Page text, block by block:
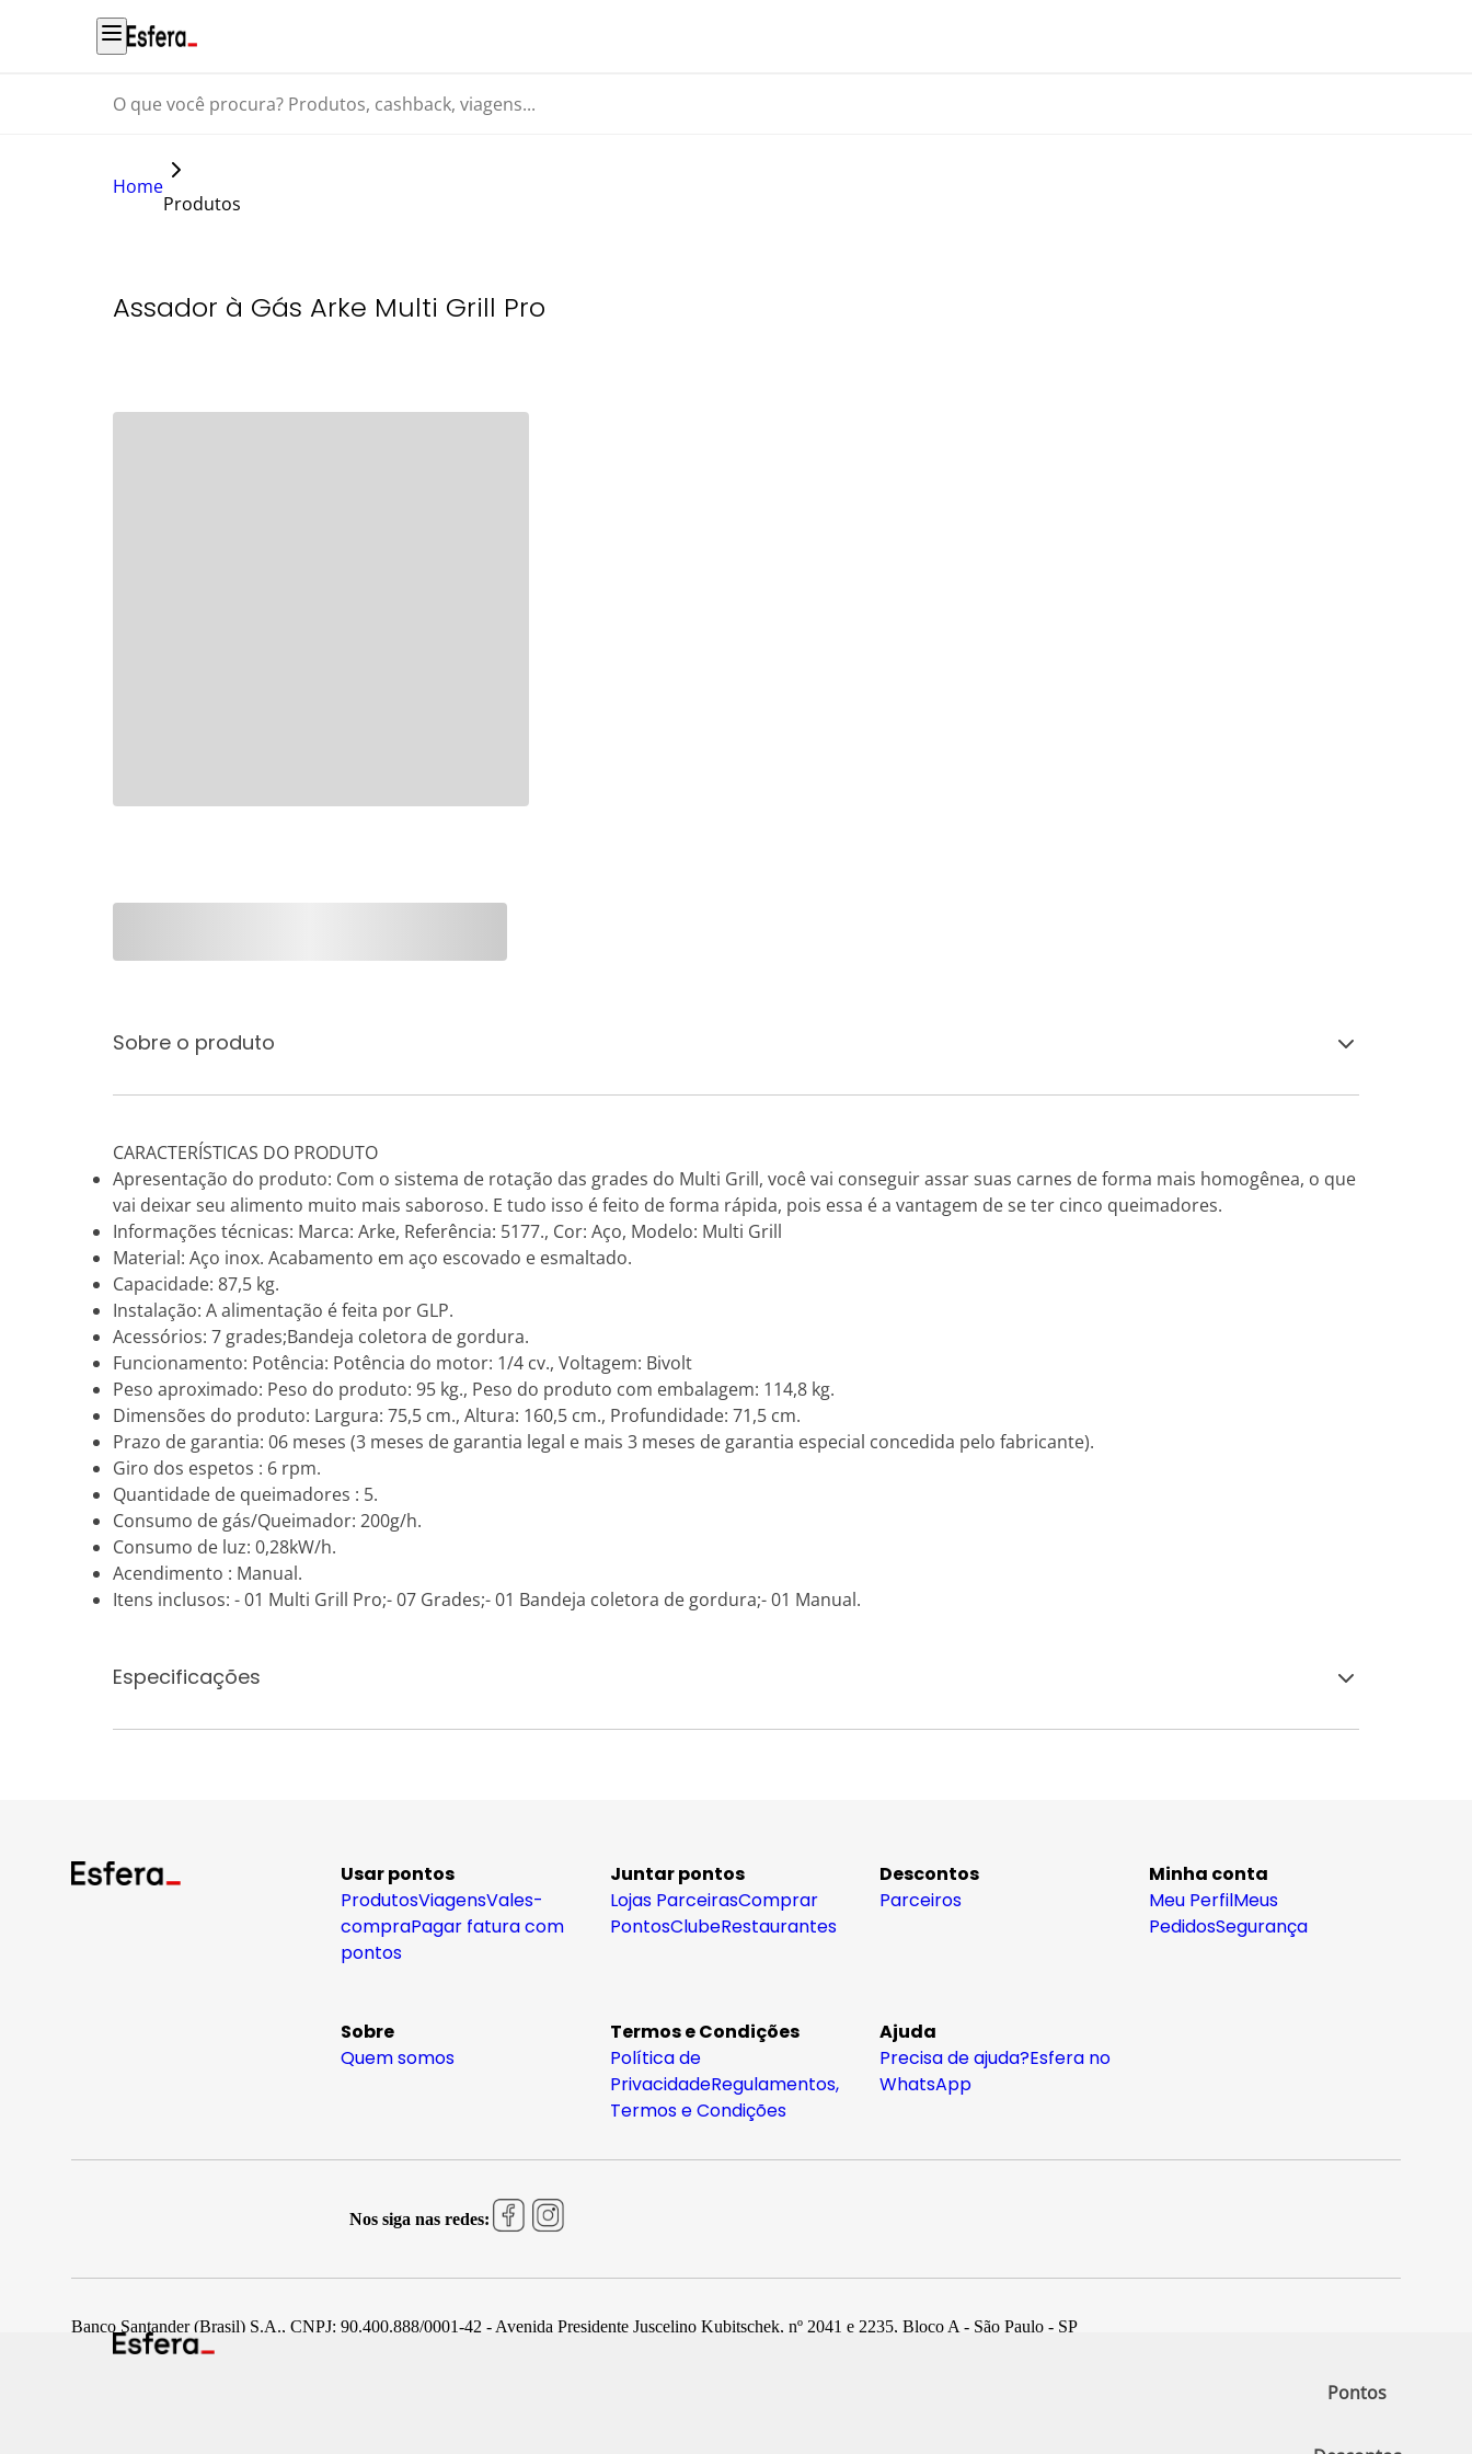
Pontos
O que você procura? Produtos, cashback, viagens...
Home
Produtos
Assador à Gás Arke Multi Grill Pro
Sobre o produto
CARACTERÍSTICAS DO PRODUTO
Apresentação do produto: Com o sistema de rotação das grades do Multi Grill, você vai conseguir assar suas carnes de forma mais homogênea, o que
vai deixar seu alimento muito mais saboroso. E tudo isso é feito de forma rápida, pois essa é a vantagem de se ter cinco queimadores.
Informações técnicas: Marca: Arke, Referência: 5177., Cor: Aço, Modelo: Multi Grill
Material: Aço inox. Acabamento em aço escovado e esmaltado.
Capacidade: 87,5 kg.
Instalação: A alimentação é feita por GLP.
Acessórios: 7 grades;Bandeja coletora de gordura.
Funcionamento: Potência: Potência do motor: 1/4 cv., Voltagem: Bivolt
Peso aproximado: Peso do produto: 95 kg., Peso do produto com embalagem: 114,8 kg.
Dimensões do produto: Largura: 75,5 cm., Altura: 160,5 cm., Profundidade: 71,5 cm.
Prazo de garantia: 06 meses (3 meses de garantia legal e mais 3 meses de garantia especial concedida pelo fabricante).
Giro dos espetos : 6 rpm.
Quantidade de queimadores : 5.
Consumo de gás/Queimador: 200g/h.
Consumo de luz: 0,28kW/h.
Acendimento : Manual.
Itens inclusos: - 01 Multi Grill Pro;- 07 Grades;- 01 Bandeja coletora de gordura;- 01 Manual.
Especificações
Usar pontos
ProdutosViagensVales-
compraPagar fatura com
pontos
Juntar pontos
Lojas ParceirasComprar
PontosClubeRestaurantes
Descontos
Parceiros
Minha conta
Meu PerfilMeus
PedidosSegurança
Sobre
Quem somos
Termos e Condições
Política de
PrivacidadeRegulamentos,
Termos e Condições
Ajuda
Precisa de ajuda?Esfera no
WhatsApp
Nos siga nas redes:
Banco Santander (Brasil) S.A., CNPJ: 90.400.888/0001-42 - Avenida Presidente Juscelino Kubitschek, nº 2041 e 2235, Bloco A - São Paulo - SP